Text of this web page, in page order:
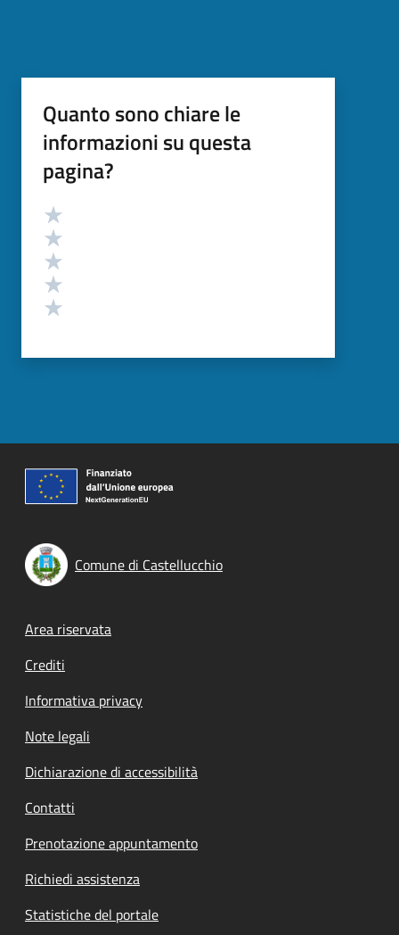
Quanto sono chiare le
informazioni su questa
pagina?
Valutazione
Comune di Castellucchio
Footer menu
Area riservata
Crediti
Informativa privacy
Note legali
Dichiarazione di accessibilità
Contatti
Prenotazione appuntamento
Richiedi assistenza
Statistiche del portale